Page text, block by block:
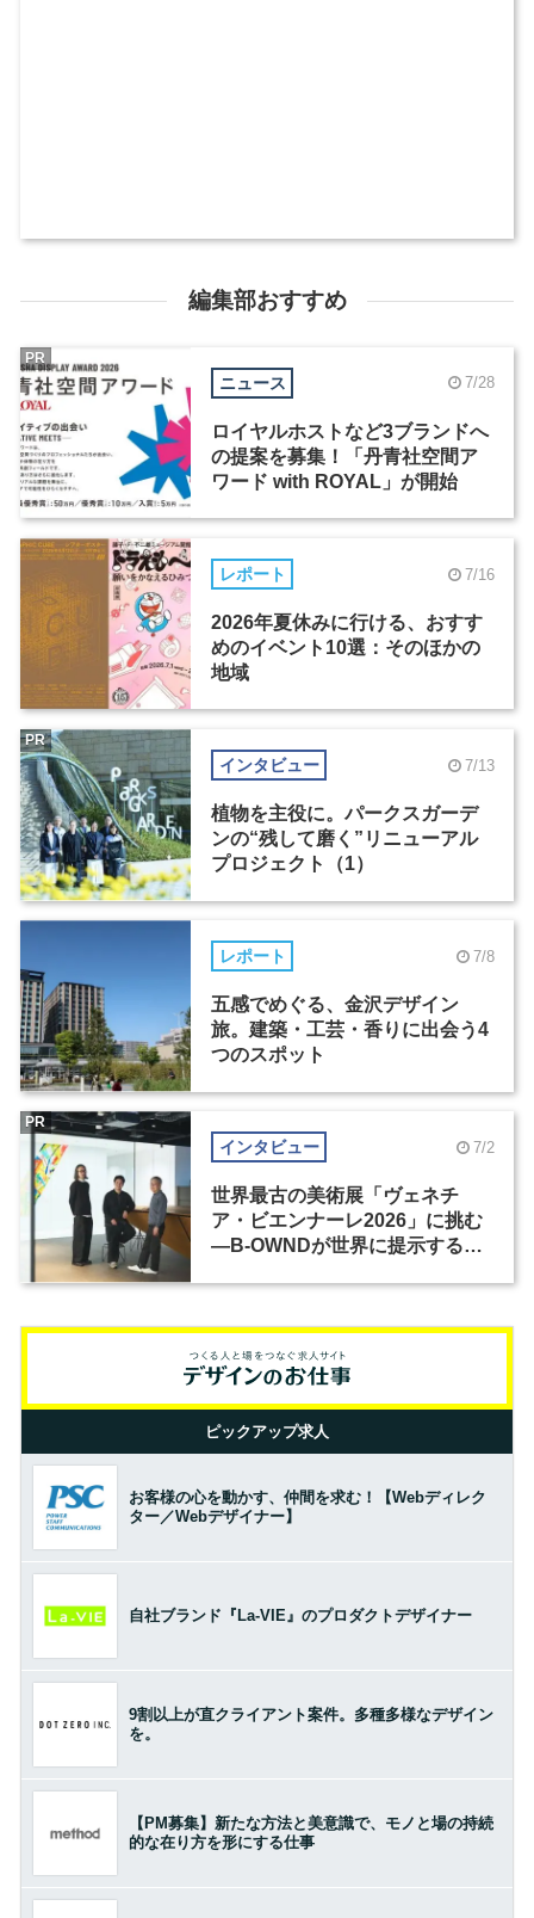
編集部おすすめ
ニュース 7/28
ロイヤルホストなど3ブランドへ
の提案を募集！「丹青社空間ア
ワード with ROYAL」が開始
PR
レポート 7/16
2026年夏休みに行ける、おすす
めのイベント10選：そのほかの
地域
インタビュー 7/13
植物を主役に。パークスガーデ
ンの“残して磨く”リニューアル
プロジェクト（1）
PR
レポート 7/8
五感でめぐる、金沢デザイン
旅。建築・工芸・香りに出会う4
つのスポット
インタビュー 7/2
世界最古の美術展「ヴェネチ
ア・ビエンナーレ2026」に挑む
―B-OWNDが世界に提示する美
PR
ピックアップ求人
お客様の心を動かす、仲間を求む！【Webディレク
ター／Webデザイナー】
自社ブランド『La-VIE』のプロダクトデザイナー
9割以上が直クライアント案件。多種多様なデザイン
を。
【PM募集】新たな方法と美意識で、モノと場の持続
的な在り方を形にする仕事